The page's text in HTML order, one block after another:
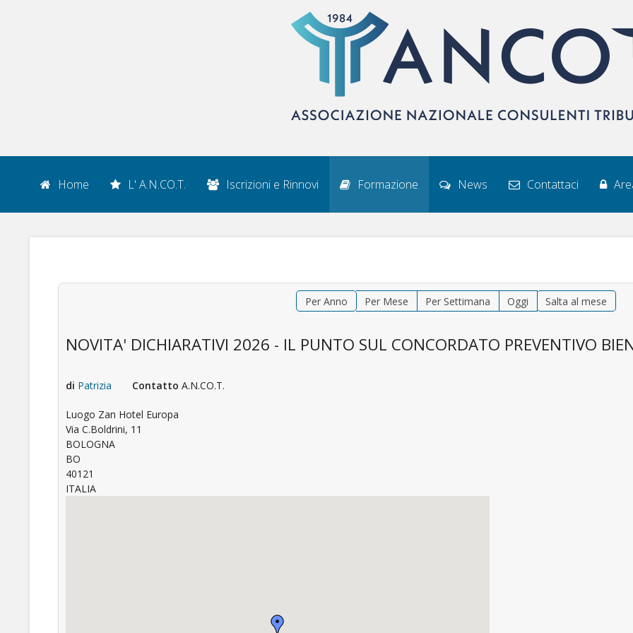
Home L' A.N.CO.T. Iscrizioni e Rinnovi Formazione News Contattaci
Per Anno Per Mese Per Settimana Oggi Salta al mese
NOVITA' DICHIARATIVI 2026 - IL PUNTO SUL CONCORDATO PREVENTIVO
di Patrizia Contatto A.N.CO.T.
Luogo Zan Hotel Europa
Via C.Boldrini, 11
BOLOGNA
BO
40121
ITALIA